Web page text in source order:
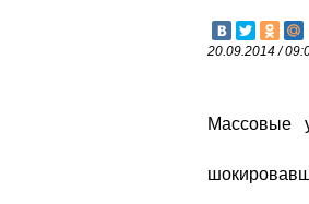
20.09.2014 /
Массовые